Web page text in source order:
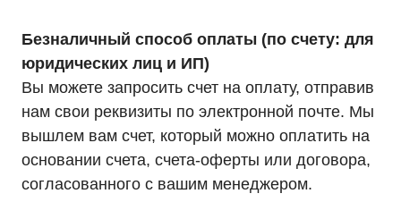
Безналичный способ оплаты (по счету: для
юридических лиц и ИП)
Вы можете запросить счет на оплату, отправив
нам свои реквизиты по электронной почте. Мы
вышлем вам счет, который можно оплатить на
основании счета, счета-оферты или договора,
согласованного с вашим менеджером.